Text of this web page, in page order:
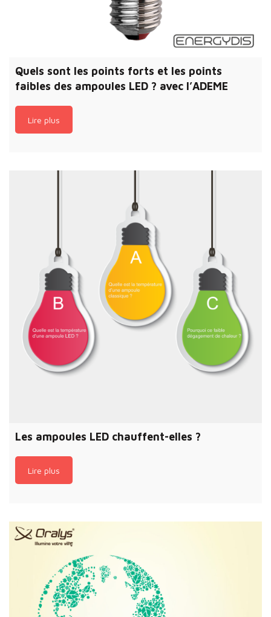
Quels sont les points forts et les points
faibles des ampoules LED ? avec l’ADEME
Lire plus
Les ampoules LED chauffent-elles ?
Lire plus